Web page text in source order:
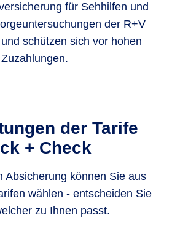
für Sehhilfen und
der R+V
schützen sich vor hohen
Zuzahlungen.
der Tarife
+ Check
Absicherung können Sie aus
wählen - entscheiden Sie
zu Ihnen passt.